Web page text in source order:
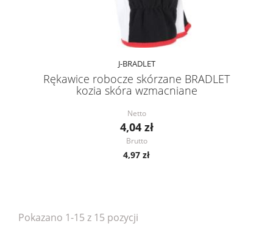
J-BRADLET
Rękawice robocze skórzane BRADLET
kozia skóra wzmacniane
Netto
4,04 zł
Brutto
4,97 zł
Pokazano 1-15 z 15 pozycji